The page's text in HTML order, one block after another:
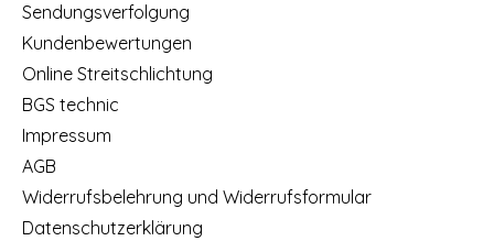
Sendungsverfolgung
Kundenbewertungen
Online Streitschlichtung
BGS technic
Impressum
AGB
Widerrufsbelehrung und Widerrufsformular
Datenschutzerklärung